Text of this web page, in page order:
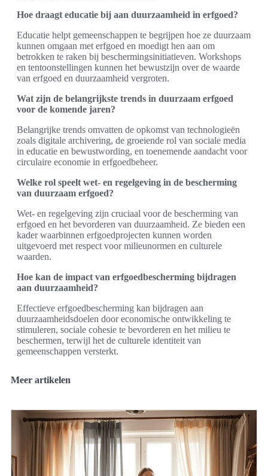
Hoe draagt educatie bij aan duurzaamheid in erfgoed?
Educatie helpt gemeenschappen te begrijpen hoe ze duurzaam
kunnen omgaan met erfgoed en moedigt hen aan om
betrokken te raken bij beschermingsinitiatieven. Workshops
en tentoonstellingen kunnen het bewustzijn over de waarde
van erfgoed en duurzaamheid vergroten.
Wat zijn de belangrijkste trends in duurzaam erfgoed
voor de komende jaren?
Belangrijke trends omvatten de opkomst van technologieën
zoals digitale archivering, de groeiende rol van sociale media
in educatie en bewustwording, en toenemende aandacht voor
circulaire economie in erfgoedbeheer.
Welke rol speelt wet- en regelgeving in de bescherming
van duurzaam erfgoed?
Wet- en regelgeving zijn cruciaal voor de bescherming van
erfgoed en het bevorderen van duurzaamheid. Ze bieden een
kader waarbinnen erfgoedprojecten kunnen worden
uitgevoerd met respect voor milieunormen en culturele
waarden.
Hoe kan de impact van erfgoedbescherming bijdragen
aan duurzaamheid?
Effectieve erfgoedbescherming kan bijdragen aan
duurzaamheidsdoelen door economische ontwikkeling te
stimuleren, sociale cohesie te bevorderen en het milieu te
beschermen, terwijl het de culturele identiteit van
gemeenschappen versterkt.
Meer artikelen